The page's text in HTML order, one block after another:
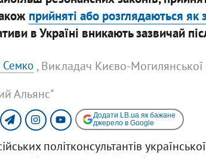
прийняті або розглядаються як
в Україні вникають зазвичай
Семко , Викладач Києво-Могилянської
Альянс"
Додати LB.ua як бажане
джерело в Google
політконсультантів